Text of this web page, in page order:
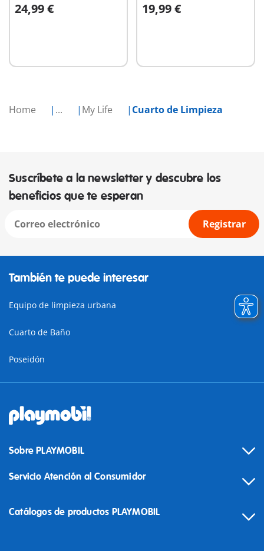
Home ... My Life Cuarto de Limpieza
24,99 €
A la cesta 19,99 €
A la cesta
Suscríbete a la newsletter y descubre los
beneficios que te esperan
Registrar
También te puede interesar
Equipo de limpieza urbana
Cuarto de Baño
Poseidón
Sobre PLAYMOBIL
Servicio Atención al Consumidor
Catálogos de productos PLAYMOBIL